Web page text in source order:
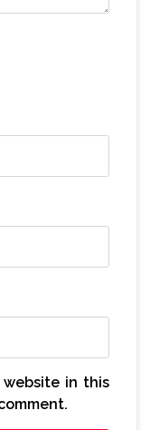
website in this